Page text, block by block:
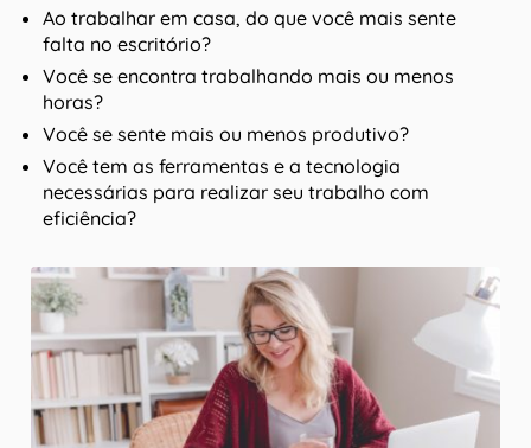
Ao trabalhar em casa, do que você mais sente
falta no escritório?
Você se encontra trabalhando mais ou menos
horas?
Você se sente mais ou menos produtivo?
Você tem as ferramentas e a tecnologia
necessárias para realizar seu trabalho com
eficiência?